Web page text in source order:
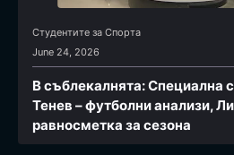
Студентите за Спортa
June 24, 2026
В съблекалнята: Специална
Тенев – футболни анализи,
равносметка за сезона